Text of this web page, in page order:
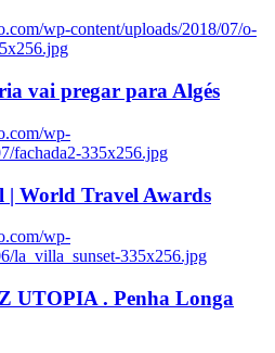
wp-content/uploads/2018/07/o-
vai pregar para Algés
wp-
fachada2-335x256.jpg
| World Travel Awards
wp-
la_villa_sunset-335x256.jpg
. Penha Longa